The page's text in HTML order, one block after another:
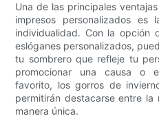
Una de las principales
impresos personalizados
individualidad. Con la opción
eslóganes personalizados,
tu sombrero que refleje tu
promocionar una causa o
favorito, los gorros de
permitirán destacarse entre
manera única.